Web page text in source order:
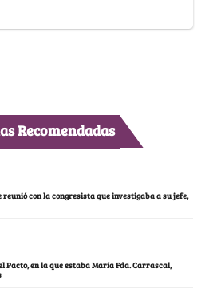
Recomendadas
reunió con la congresista que investigaba a su jefe,
Pacto, en la que estaba María Fda. Carrascal,